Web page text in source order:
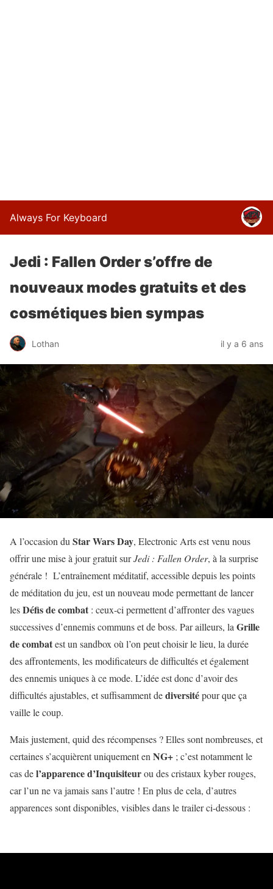
Always For Keyboard
Jedi : Fallen Order s’offre de
nouveaux modes gratuits et des
cosmétiques bien sympas
Lothan il y a 6 ans
A l’occasion du Star Wars Day, Electronic Arts est venu nous
offrir une mise à jour gratuit surJedi : Fallen Order, à la surprise
générale ! L’entraînement méditatif, accessible depuis les points
de méditation du jeu, est un nouveau mode permettant de lancer
lesDéfis de combat : ceux-ci permettent d’affronter des vagues
successives d’ennemis communs et de boss. Par ailleurs, la Grille
de combatest un sandbox où l’on peut choisir le lieu, la durée
des affrontements, les modificateurs de difficultés et également
des ennemis uniques à ce mode. L’idée est donc d’avoir des
difficultés ajustables, et suffisamment dediversitépour que ça
vaille le coup.
Mais justement, quid des récompenses ? Elles sont nombreuses, et
certaines s’acquièrent uniquement en NG+ ; c’est notamment le
cas del’apparence d’Inquisiteurou des cristaux kyber rouges,
car l’un ne va jamais sans l’autre ! En plus de cela, d’autres
apparences sont disponibles, visibles dans le trailer ci-dessous :